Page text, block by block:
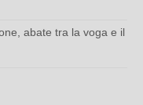
abate tra la voga e il